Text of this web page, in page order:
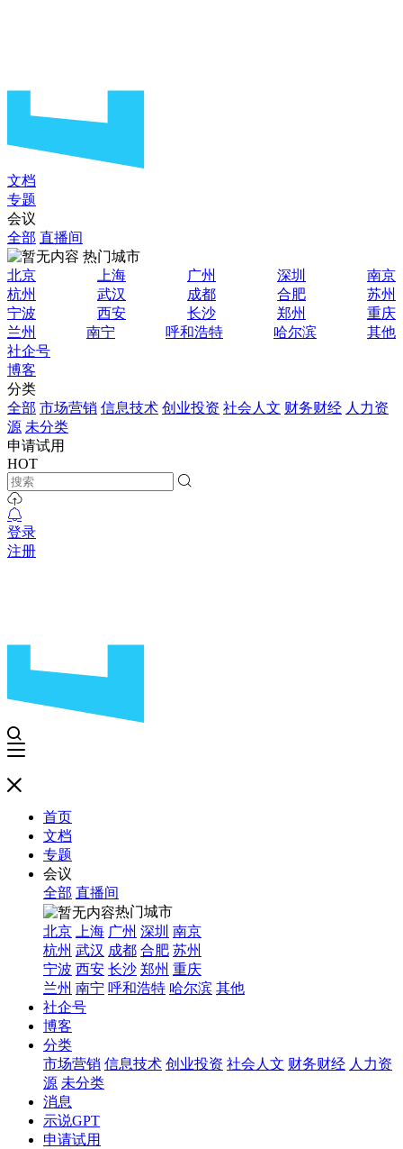
文档
专题
会议
全部 直播间
热门城市
北京
上海 广州 深圳
南京
杭州
武汉 成都 合肥
苏州
宁波
西安 长沙 郑州
重庆
兰州
南宁 呼和浩特 哈尔滨
其他
社企号
博客
分类
全部 市场营销 信息技术 创业投资 社会人文 财务财经 人力资
源 未分类
申请试用
HOT
登录
注册
首页
文档
专题
会议
全部 直播间
热门城市
北京
上海 广州 深圳 南京
杭州 武汉 成都 合肥 苏州
宁波 西安 长沙 郑州 重庆
兰州 南宁 呼和浩特 哈尔滨 其他
社企号
博客
分类
市场营销 信息技术 创业投资 社会人文 财务财经 人力资
源 未分类
消息
示说GPT
申请试用